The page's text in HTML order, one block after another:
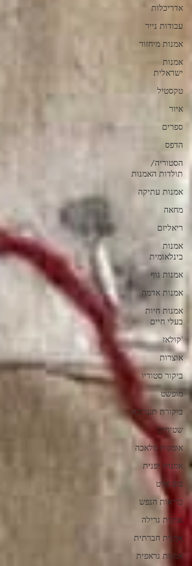
אדריכלות
עבודות נייר
אמנות מיחזור
אמנות
ישראלית
טקסטיל
איור
ספרים
הדפס
הסטוריה/
תולדות האמנות
אמנות עתיקה
מחאה
ריאליזם
אמנות
בינלאומית
אמנות גוף
אמנות אדמה
אמנות חיות
בעלי חיים
'קולאז
אוצרות
ביקור סטודיו
מופשט
ביקורת תערוכה
שטיחים
אומנות מלאכה
אמנות יפנית
פופ ארט
בריאות הנפש
אמנות גרילה
אמנות חברתית
אמנות גראפית